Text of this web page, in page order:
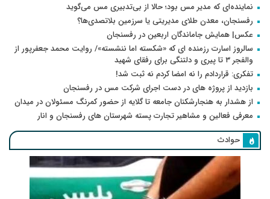
نماینده‌ای که مدیر مس بود؛ حالا از بی‌تدبیری مس می‌گوید
رفسنجان، معدن طلای مدیریتی یا سرزمین بلاتصدی‌ها؟
عکس| همایش جاماندگان اربعین در رفسنجان
سالروز اسارت رزمنده ای که «شکسته اما ننشسته»/ روایت محمد جعفرپور از
والفجر ۳ تا پیری و دلتنگی برای رفقای شهید
تفکری: قراردادم را نه امضا کردم نه ثبت شد!
بازدید از پروژه های در دست اجرای شرکت مس در رفسنجان
از هشدار به هنجارشکنان جامعه تا گلایه از حضور کمرنگ مسئولان در میدان
معرفی فعالین و مشاهیر تجارت پسته شهرستان های رفسنجان و انار
حوادث